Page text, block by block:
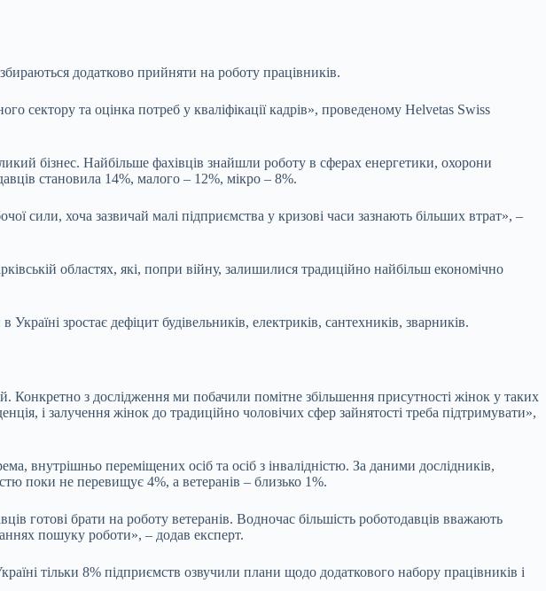
додатково прийняти на роботу працівників.
сектору та оцінка потреб у кваліфікації кадрів», проведеному Helvetas Swiss
бізнес. Найбільше фахівців знайшли роботу в сферах енергетики, охорони
становила 14%, малого – 12%, мікро – 8%.
сили, хоча зазвичай малі підприємства у кризові часи зазнають більших втрат», –
областях, які, попри війну, залишилися традиційно найбільш економічно
зростає дефіцит будівельників, електриків, сантехників, зварників.
Конкретно з дослідження ми побачили помітне збільшення присутності жінок у таких
і залучення жінок до традиційно чоловічих сфер зайнятості треба підтримувати»,
внутрішньо переміщених осіб та осіб з інвалідністю. За даними дослідників,
поки не перевищує 4%, а ветеранів – близько 1%.
готові брати на роботу ветеранів. Водночас більшість роботодавців вважають
пошуку роботи», – додав експерт.
тільки 8% підприємств озвучили плани щодо додаткового набору працівників і